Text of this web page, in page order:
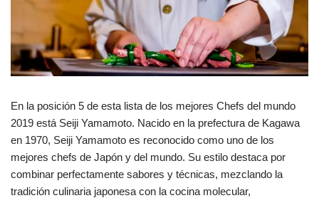
En la posición 5 de esta lista de los mejores Chefs del mundo
2019 está Seiji Yamamoto. Nacido en la prefectura de Kagawa
en 1970, Seiji Yamamoto es reconocido como uno de los
mejores chefs de Japón y del mundo. Su estilo destaca por
combinar perfectamente sabores y técnicas, mezclando la
tradición culinaria japonesa con la cocina molecular,